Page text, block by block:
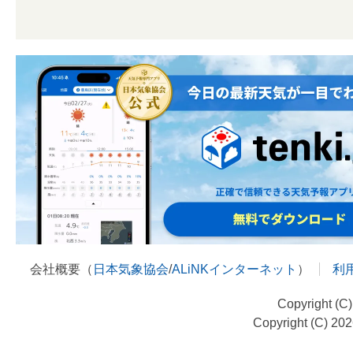
会社概要（ 日本気象協会/ALiNKインターネット ） 利
Copyright
Copyright (C)